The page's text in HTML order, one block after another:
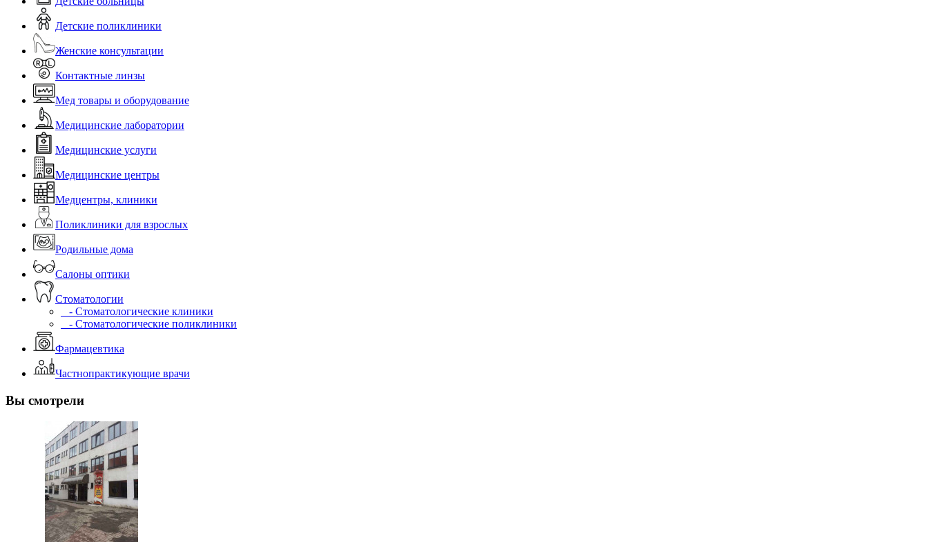
Детские поликлиники
Женские консультации
Контактные линзы
Мед товары и оборудование
Медицинские лаборатории
Медицинские услуги
Медицинские центры
Медцентры, клиники
Поликлиники для взрослых
Родильные дома
Салоны оптики
Стоматологии
- Стоматологические клиники
- Стоматологические поликлиники
Фармацевтика
Частнопрактикующие врачи
Вы смотрели